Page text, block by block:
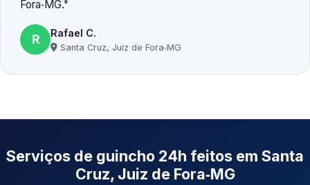
Fora‑MG.
R Rafael C.
Santa Cruz, Juiz de Fora‑MG
Serviços de guincho 24h feitos em Santa
Cruz, Juiz de Fora‑MG